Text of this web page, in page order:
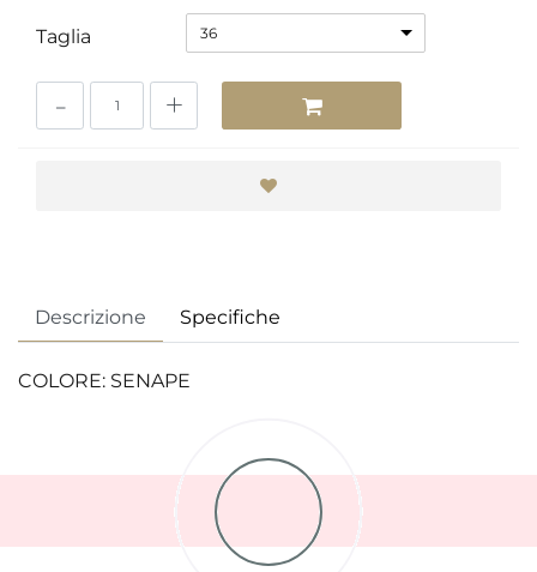
Taglia 36
Descrizione Specifiche
COLORE: SENAPE